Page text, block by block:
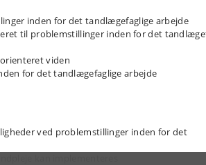
inden for det tandlægefaglige arbejde
til problemstillinger inden for det
viden
for det tandlægefaglige arbejde
ved problemstillinger inden for det